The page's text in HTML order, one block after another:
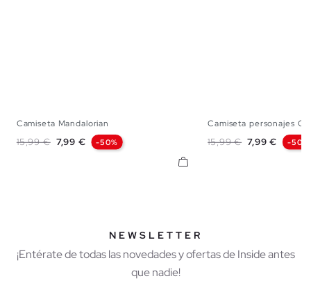
Camiseta Mandalorian
Precio base
15,99 € Precio
7,99 € -50%
XS
Camiseta personajes
Precio base
15,99 € Precio
7,99 € -50%
NEWSLETTER
¡Entérate de todas las novedades y ofertas de Inside antes
que nadie!